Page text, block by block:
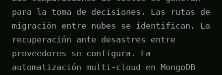
para la toma de decisiones. Las rutas de
migración entre nubes se identifican. La
recuperación ante desastres entre
proveedores se configura. La
automatización multi-cloud en MongoDB